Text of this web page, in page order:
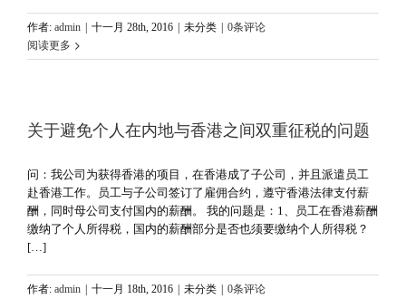
作者: admin | 十一月 28th, 2016 | 未分类 | 0条评论
阅读更多
关于避免个人在内地与香港之间双重征税的问题
问：我公司为获得香港的项目，在香港成了子公司，并且派遣员工
赴香港工作。员工与子公司签订了雇佣合约，遵守香港法律支付薪
酬，同时母公司支付国内的薪酬。 我的问题是：1、员工在香港薪酬
缴纳了个人所得税，国内的薪酬部分是否也须要缴纳个人所得税？
[…]
作者: admin | 十一月 18th, 2016 | 未分类 | 0条评论